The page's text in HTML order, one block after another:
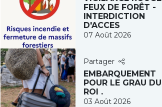
FEUX DE FORÊT -
INTERDICTION
D'ACCES
07 Août 2026
Partager
EMBARQUEMENT
POUR LE GRAU DU
ROI .
03 Août 2026